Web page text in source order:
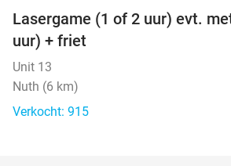
Lasergame (1 of 2 uur) evt.
uur) + friet
Unit 13
Nuth (6 km)
Verkocht: 915